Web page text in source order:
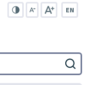
EN